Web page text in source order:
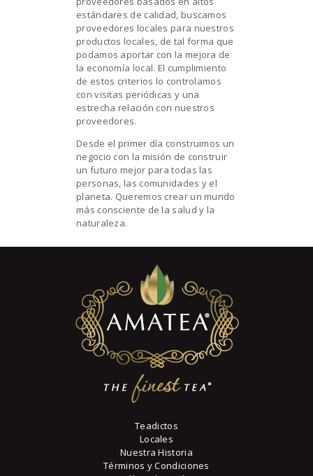
estándares de calidad, buscamos
proveedores locales para nuestros
productos locales, de tal forma que
podamos aportar con la mejora de
la economía local. El cumplimiento
de estos criterios lo controlamos
con visitas periódicas y una
estrecha relación con nuestros
proveedores.
Desde el primer día construimos un
negocio con la misión de construir
un futuro mejor para todas las
personas, las comunidades y el
planeta. Queremos crear un mundo
más consciente de la salud y la
naturaleza.
Teadictos
Locales
Nuestra Historia
Términos y Condiciones